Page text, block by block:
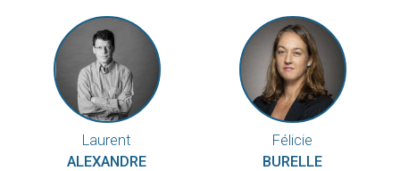
Laurent
ALEXANDRE
Félicie
BURELLE